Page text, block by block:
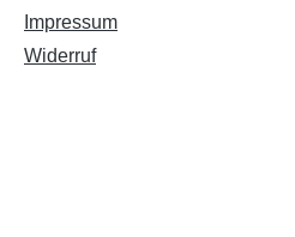
Impressum
Widerruf